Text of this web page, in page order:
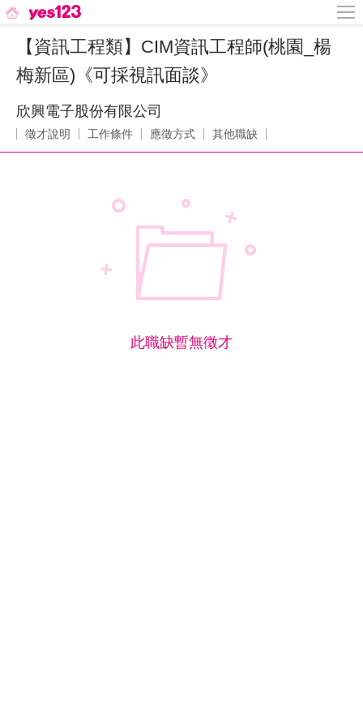
【資訊工程類】CIM資訊工程師(桃園_楊
梅新區)《可採視訊面談》
欣興電子股份有限公司
徵才說明 工作條件 應徵方式 其他職缺
此職缺暫無徵才